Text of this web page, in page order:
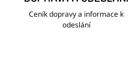
Ceník dopravy a informace k
odeslání